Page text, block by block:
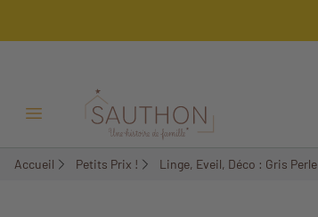
Ouvrir/Fermer menu
Accueil Petits Prix ! Linge, Eveil, Déco : Gris Perle